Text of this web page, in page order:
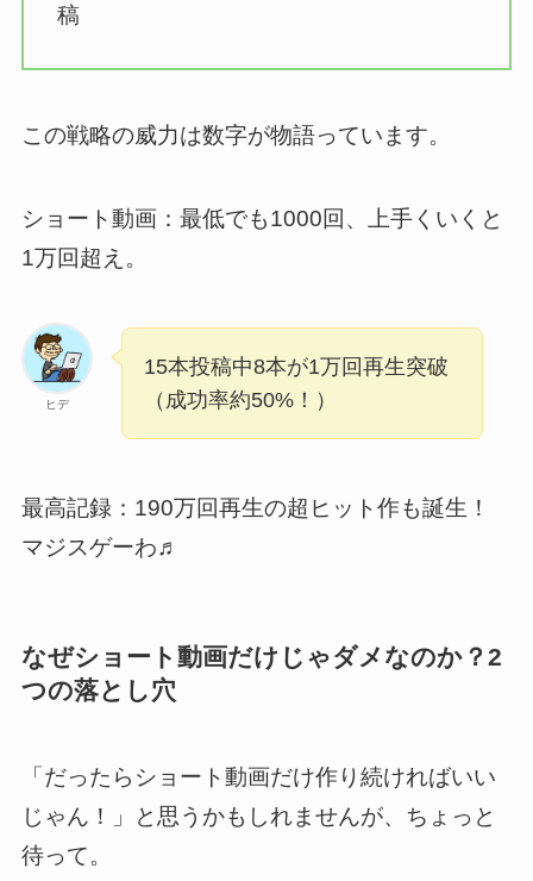
稿
この戦略の威力は数字が物語っています。
ショート動画：最低でも1000回、上手くいくと
1万回超え。
ヒデ
15本投稿中8本が1万回再生突破
（成功率約50%！）
最高記録：190万回再生の超ヒット作も誕生！
マジスゲーわ♬
なぜショート動画だけじゃダメなのか？2
つの落とし穴
「だったらショート動画だけ作り続ければいい
じゃん！」と思うかもしれませんが、ちょっと
待って。